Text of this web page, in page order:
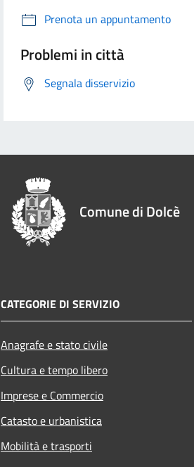
Prenota un appuntamento
Problemi in città
Segnala disservizio
Comune di Dolcè
CATEGORIE DI SERVIZIO
Anagrafe e stato civile
Cultura e tempo libero
Imprese e Commercio
Catasto e urbanistica
Mobilità e trasporti